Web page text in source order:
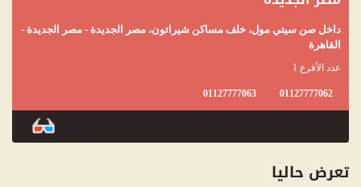
داخل صن سيتي مول، خلف مساكن شيراتون، مصر الجديدة - مصر الجديدة -
القاهرة
عدد الأفرع 1
01127777062
01127777063
تعرض حاليا